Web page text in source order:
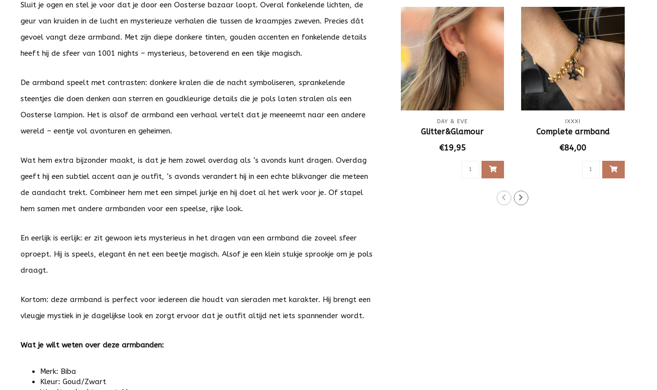
Sluit je ogen en stel je voor dat je door een Oosterse bazaar loopt. Overal fonkelende lichten, de
geur van kruiden in de lucht en mysterieuze verhalen die tussen de kraampjes zweven. Precies dát
gevoel vangt deze armband. Met zijn diepe donkere tinten, gouden accenten en fonkelende details
heeft hij de sfeer van 1001 nights – mysterieus, betoverend en een tikje magisch.
De armband speelt met contrasten: donkere kralen die de nacht symboliseren, sprankelende
steentjes die doen denken aan sterren en goudkleurige details die je pols laten stralen als een
Oosterse lampion. Het is alsof de armband een verhaal vertelt dat je meeneemt naar een andere
wereld – eentje vol avonturen en geheimen.
Wat hem extra bijzonder maakt, is dat je hem zowel overdag als ’s avonds kunt dragen. Overdag
geeft hij een subtiel accent aan je outfit, ’s avonds verandert hij in een echte blikvanger die meteen
de aandacht trekt. Combineer hem met een simpel jurkje en hij doet al het werk voor je. Of stapel
hem samen met andere armbanden voor een speelse, rijke look.
En eerlijk is eerlijk: er zit gewoon iets mysterieus in het dragen van een armband die zoveel sfeer
oproept. Hij is speels, elegant én net een beetje magisch. Alsof je een klein stukje sprookje om je pols
draagt.
Kortom: deze armband is perfect voor iedereen die houdt van sieraden met karakter. Hij brengt een
vleugje mystiek in je dagelijkse look en zorgt ervoor dat je outfit altijd net iets spannender wordt.
Wat je wilt weten over deze armbanden:
Merk: Biba
Kleur: Goud/Zwart
DAY & EVE
Glitter&Glamour
€19,95
IXXXI
Complete armband
€84,00